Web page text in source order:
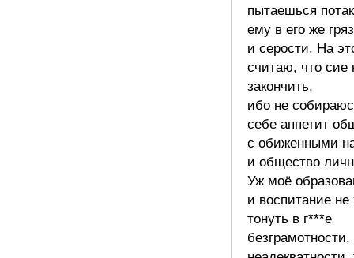
пытаешься
ему в его же
и серости. На
считаю, что сие
закончить,
ибо не
себе аппетит
с обиженными
и общество
Уж моё
и воспитание не
тонуть в г***е
безграмотности,